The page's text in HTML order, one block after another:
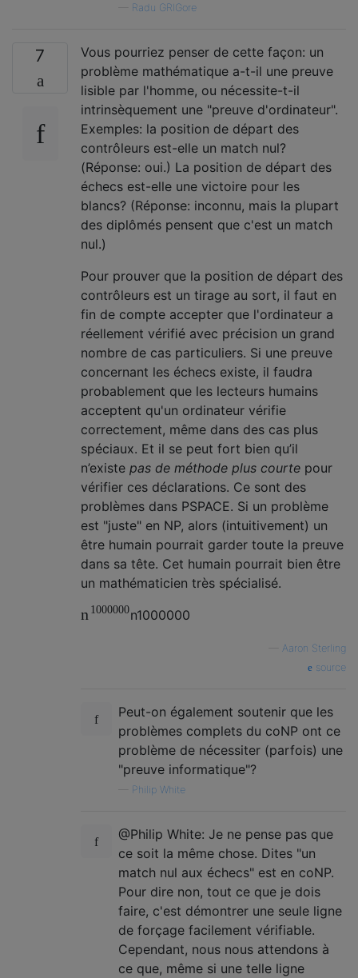
Radu GRIGore
7
Vous pourriez penser de cette façon: un
problème mathématique a-t-il une preuve
lisible par l'homme, ou nécessite-t-il
intrinsèquement une "preuve d'ordinateur".
Exemples: la position de départ des
contrôleurs est-elle un match nul?
(Réponse: oui.) La position de départ des
échecs est-elle une victoire pour les
blancs? (Réponse: inconnu, mais la plupart
des diplômés pensent que c'est un match
nul.)
Pour prouver que la position de départ des
contrôleurs est un tirage au sort, il faut en
fin de compte accepter que l'ordinateur a
réellement vérifié avec précision un grand
nombre de cas particuliers. Si une preuve
concernant les échecs existe, il faudra
probablement que les lecteurs humains
acceptent qu'un ordinateur vérifie
correctement, même dans des cas plus
spéciaux. Et il se peut fort bien qu’il
n’existe pas de méthode plus courte pour
vérifier ces déclarations. Ce sont des
problèmes dans PSPACE. Si un problème
est "juste" en NP, alors (intuitivement) un
être humain pourrait garder toute la preuve
dans sa tête. Cet humain pourrait bien être
un mathématicien très spécialisé.
n 1000000n1000000
Aaron Sterling
source
Peut-on également soutenir que les
problèmes complets du coNP ont ce
problème de nécessiter (parfois) une
"preuve informatique"?
Philip White
@Philip White: Je ne pense pas que
ce soit la même chose. Dites "un
match nul aux échecs" est en coNP.
Pour dire non, tout ce que je dois
faire, c'est démontrer une seule ligne
de forçage facilement vérifiable.
Cependant, nous nous attendons à
ce que, même si une telle ligne